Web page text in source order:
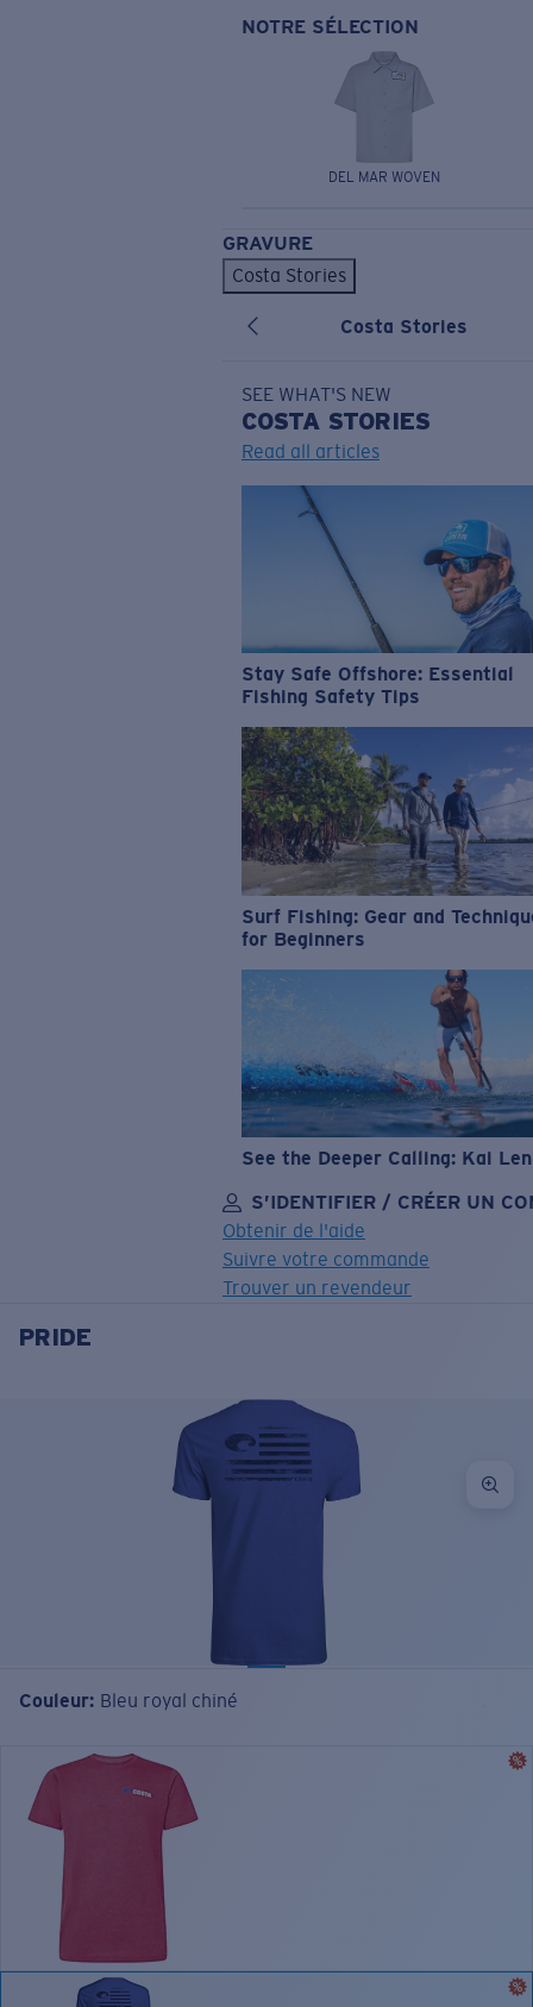
NOTRE SÉLECTION
DEL MAR WOVEN
GRAVURE
Costa Stories
Costa Stories
SEE WHAT'S NEW
COSTA STORIES
Read all articles
Stay Safe Offshore: Essential
Fishing Safety Tips
Surf Fishing: Gear and
for Beginners
See the Deeper Calling: Kai
S’IDENTIFIER / CRÉER UN
Obtenir de l'aide
Suivre votre commande
Trouver un revendeur
OBJECTIF MIS À JOUR
Prix :
Quantité:
Quantité:
PRIDE
Couleur: Bleu royal chiné